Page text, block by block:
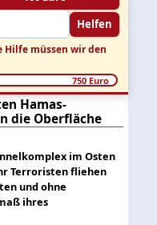
Helfen
Hilfe müssen wir den
750 Euro
Hamas-
die Oberfläche
im Osten
Terroristen fliehen
und ohne
ihres